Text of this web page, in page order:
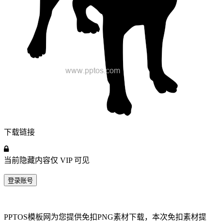
下载链接
当前隐藏内容仅 VIP可见
登录账号
PPTOS模板网为您提供免扣PNG素材下载，本次免扣素材提